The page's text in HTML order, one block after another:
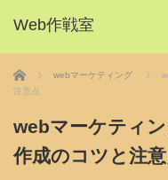
Web作戦室
ホーム webマーケティング
注意点
webマーケティ
作成のコツと注